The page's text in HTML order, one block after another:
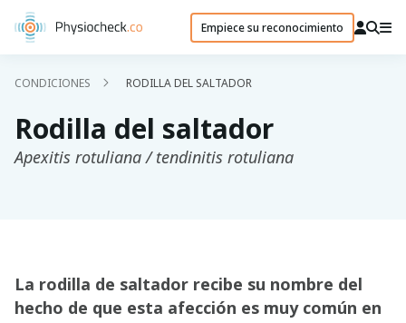
Empiece su reconocimiento
CONDICIONES RODILLA DEL SALTADOR
Rodilla del saltador
Apexitis rotuliana / tendinitis rotuliana
La rodilla de saltador recibe su nombre del
hecho de que esta afección es muy común en